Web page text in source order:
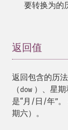
要转换为的
返回值
返回包含的历
（dow ）、星
是“月/日/年”
期六）。